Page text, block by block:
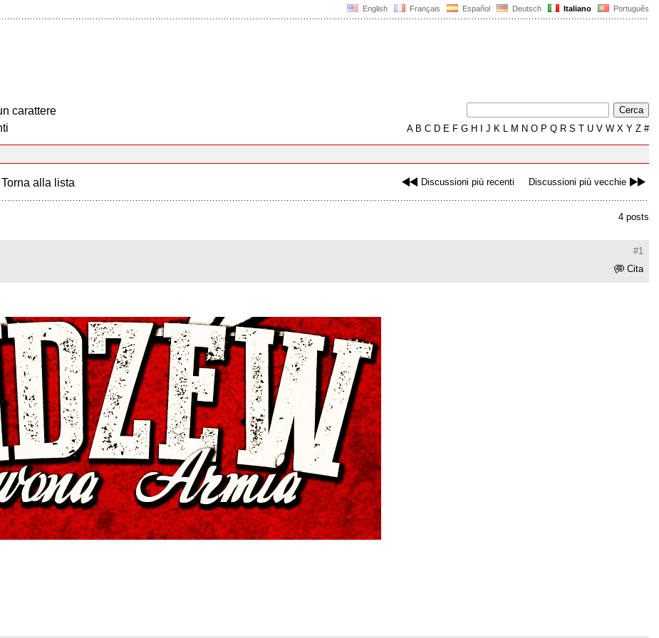
English Français Español Deutsch Italiano Português
carattere
AB C D E F G H J K L M N O P Q R S T U V W X Y Z #
Discussioni più recenti Discussioni più vecchie
Torna alla lista
4 posts
#1
Cita